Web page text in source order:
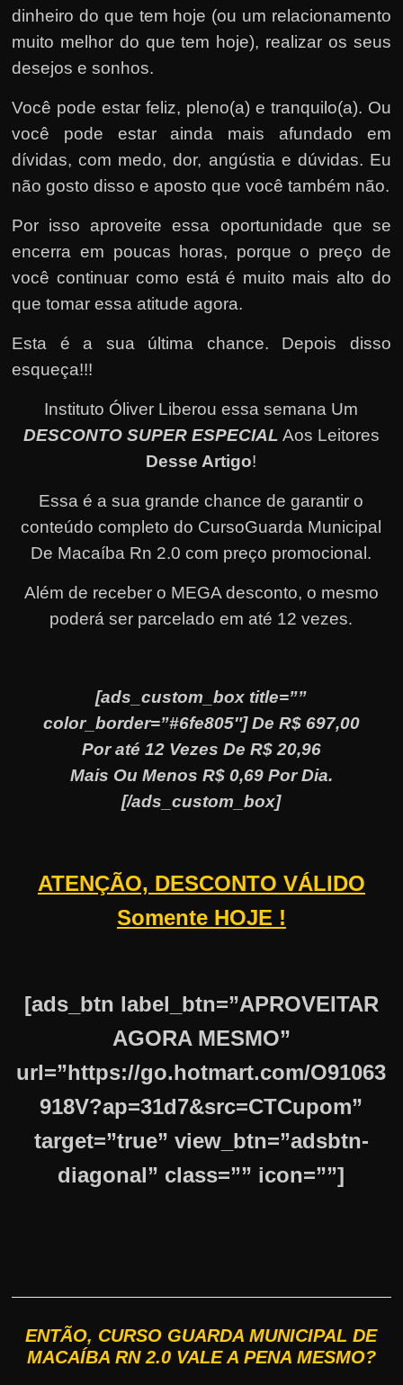
dinheiro do que tem hoje (ou um relacionamento
muito melhor do que tem hoje), realizar os seus
desejos e sonhos.
Você pode estar feliz, pleno(a) e tranquilo(a). Ou
você pode estar ainda mais afundado em
dívidas, com medo, dor, angústia e dúvidas. Eu
não gosto disso e aposto que você também não.
Por isso aproveite essa oportunidade que se
encerra em poucas horas, porque o preço de
você continuar como está é muito mais alto do
que tomar essa atitude agora.
Esta é a sua última chance. Depois disso
esqueça!!!
Instituto Óliver Liberou essa semana Um
DESCONTO SUPER ESPECIAL Aos Leitores
Desse Artigo!
Essa é a sua grande chance de garantir o
conteúdo completo do CursoGuarda Municipal
De Macaíba Rn 2.0 com preço promocional.
Além de receber o MEGA desconto, o mesmo
poderá ser parcelado em até 12 vezes.
[ads_custom_box title=””
color_border=”#6fe805″] De R$ 697,00
Por até 12 Vezes De R$ 20,96
Mais Ou Menos R$ 0,69 Por Dia.
[/ads_custom_box]
ATENÇÃO, DESCONTO VÁLIDO
Somente HOJE !
[ads_btn label_btn=”APROVEITAR
AGORA MESMO”
url=”https://go.hotmart.com/O91063
918V?ap=31d7&src=CTCupom”
target=”true” view_btn=”adsbtn-
diagonal” class=”” icon=””]
ENTÃO, CURSO GUARDA MUNICIPAL DE
MACAÍBA RN 2.0 VALE A PENA MESMO?